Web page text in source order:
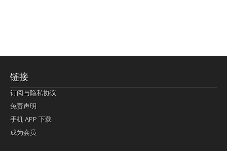
链接
订阅与隐私协议
免责声明
手机 APP 下载
成为会员